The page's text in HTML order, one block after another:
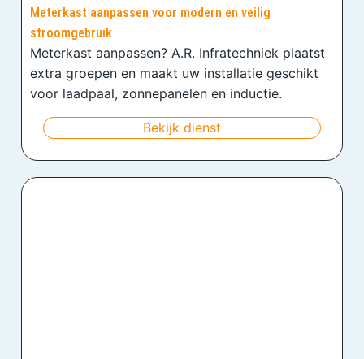
Meterkast aanpassen voor modern en veilig
stroomgebruik
Meterkast aanpassen? A.R. Infratechniek plaatst
extra groepen en maakt uw installatie geschikt
voor laadpaal, zonnepanelen en inductie.
Bekijk dienst